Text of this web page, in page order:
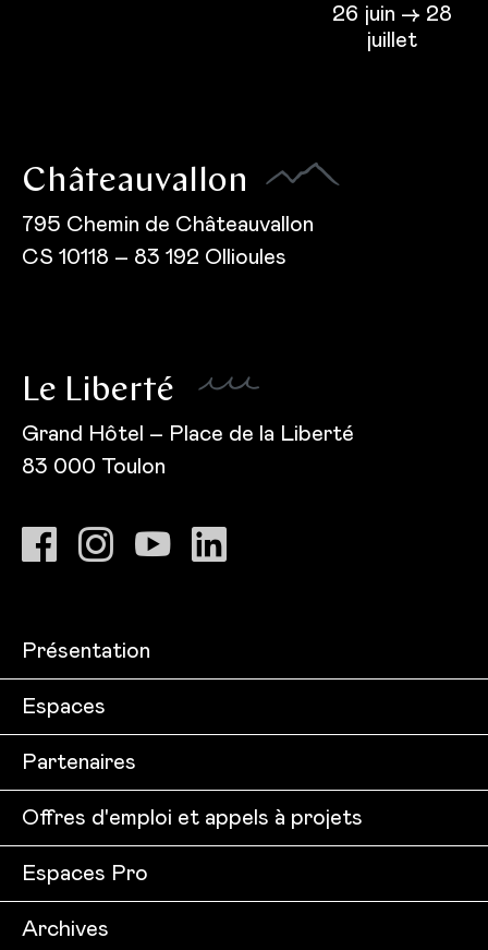
26 juin → 28
juillet
Châteauvallon
795 Chemin de Châteauvallon
CS 10118 – 83 192 Ollioules
Le Liberté
Grand Hôtel – Place de la Liberté
83 000 Toulon
Présentation
Espaces
Partenaires
Offres d'emploi et appels à projets
Espaces Pro
Archives